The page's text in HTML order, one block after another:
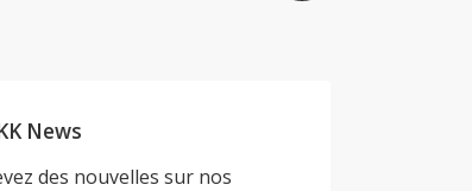
News
des nouvelles sur nos